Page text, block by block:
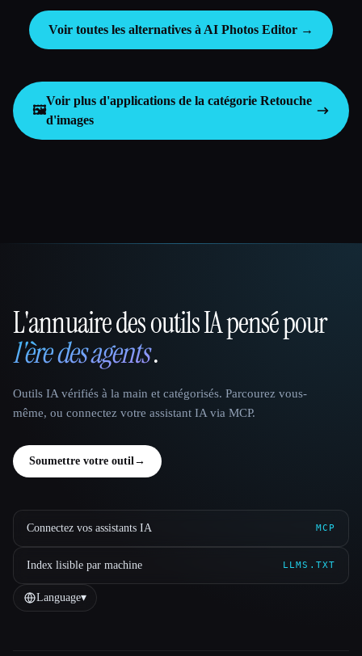
Voir toutes les alternatives à AI Photos Editor →
🖼️
Voir plus d'applications de la catégorie Retouche
d'images
That AI Collection
L'annuaire des outils IA pensé pour
l'ère des agents.
Outils IA vérifiés à la main et catégorisés. Parcourez vous-
même, ou connectez votre assistant IA via MCP.
Soumettre votre outil→
Connectez vos assistants IA MCP
Index lisible par machine LLMS.TXT
Language▾